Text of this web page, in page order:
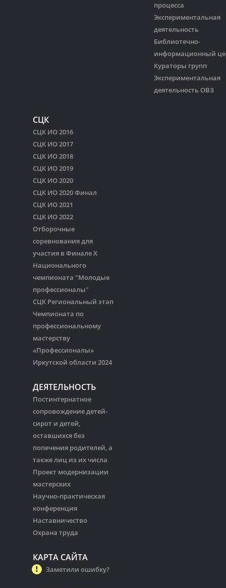
процесса
Экспериментальная
деятельность
Библиотечно-
информационный
Кураторы групп
Экспериментальная
деятельность ОВЗ
СЦК
СЦК ИО 2016
СЦК ИО 2017
СЦК ИО 2018
СЦК ИО 2019
СЦК ИО 2020
СЦК ИО 2020 Финал
СЦК ИО 2021
СЦК ИО 2022
Отборочные
соревнования для
участия в Финале Х
Национального
чемпионата "Молодые
профессионалы"
СЦК Региональный этап
Чемпионата по
профессиональному
мастерству
«Профессионалы»
Иркутской области 2024
ДЕЯТЕЛЬНОСТЬ
Постинтернатное
сопровождение детей-
сирот и детей,
оставшихся без
попечения родителей, а
также лиц из их числа
Проект модернизации
мастерских
Научно-практическая
конференция
Наставничество
Охрана труда
КАРТА САЙТА
Заметили ошибку?